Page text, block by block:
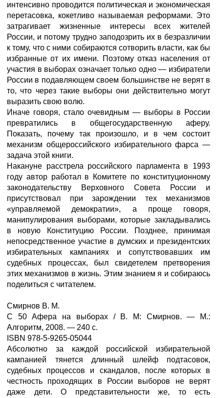
интенсивно проводится политическая и экономическая
перетасовка, кокетливо называемая реформами. Это
затрагивает жизненные интересы всех жителей
России, и потому трудно заподозрить их в безразличии
к тому, что с ними собираются сотворить власти, как бы
избранные от их имени. Поэтому отказ населения от
участия в выборах означает только одно — избиратели
России в подавляющем своем большинстве не верят в
то, что через такие выборы они действительно могут
выразить свою волю.
Иначе говоря, стало очевидным — выборы в России
превратились в общегосударственную аферу.
Показать, почему так произошло, и в чем состоит
механизм общероссийского избирательного фарса —
задача этой книги.
Накануне расстрела российского парламента в 1993
году автор работал в Комитете по конституционному
законодательству Верховного Совета России и
присутствовал при зарождении тех механизмов
«управляемой демократии», а проще говоря,
манипулирования выборами, которые закладывались
в новую Конституцию России. Позднее, принимая
непосредственное участие в думских и президентских
избирательных кампаниях и сопутствовавших им
судебных процессах, был свидетелем претворения
этих механизмов в жизнь. Этим знанием я и собираюсь
поделиться с читателем.
Смирнов В. М.
С 50 Афера на выборах / В. М: Смирнов. — М.:
Алгоритм, 2008. — 240 с.
ISВN 978-5-9265-05044
Абсолютно за каждой российской избирательной
кампанией тянется длинный шлейф подтасовок,
судебных процессов и скандалов, после которых в
честность проходящих в России выборов не верят
даже дети. О представительности же, то есть